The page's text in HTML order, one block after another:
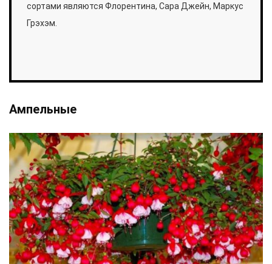
сортами являются Флорентина, Сара Джейн, Маркус
Грэхэм.
Ампельные